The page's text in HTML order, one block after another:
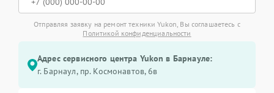
Отправляя заявку на ремонт техники Yukon, Вы соглашаетесь с
Политикой конфиденциальности
Адрес сервисного центра Yukon в Барнауле:
г. Барнаул, ​пр. Космонавтов, 6в